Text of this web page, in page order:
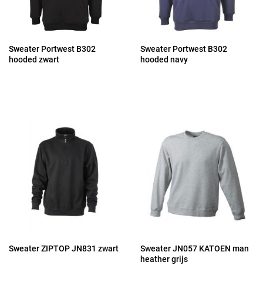
Sweater Portwest B302
hooded zwart
Sweater Portwest B302
hooded navy
Sweater ZIPTOP JN831 zwart
Sweater JN057 KATOEN man
heather grijs